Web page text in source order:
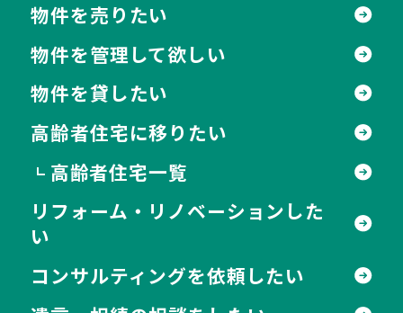
物件を売りたい
物件を管理して欲しい
物件を貸したい
高齢者住宅に移りたい
┗ 高齢者住宅一覧
リフォーム・リノベーションした
い
コンサルティングを依頼したい